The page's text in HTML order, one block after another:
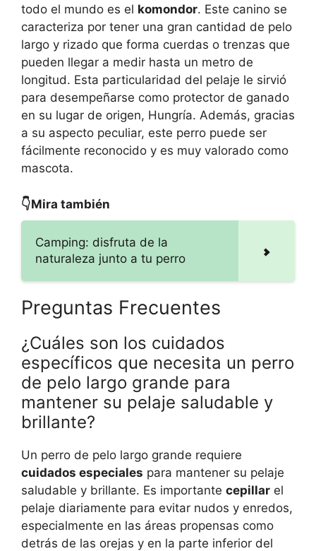
todo el mundo es el komondor. Este canino se
caracteriza por tener una gran cantidad de pelo
largo y rizado que forma cuerdas o trenzas que
pueden llegar a medir hasta un metro de
longitud. Esta particularidad del pelaje le sirvió
para desempeñarse como protector de ganado
en su lugar de origen, Hungría. Además, gracias
a su aspecto peculiar, este perro puede ser
fácilmente reconocido y es muy valorado como
mascota.
👇Mira también
Camping: disfruta de la
naturaleza junto a tu perro
Preguntas Frecuentes
¿Cuáles son los cuidados
específicos que necesita un perro
de pelo largo grande para
mantener su pelaje saludable y
brillante?
Un perro de pelo largo grande requiere
cuidados especiales para mantener su pelaje
saludable y brillante. Es importante cepillar el
pelaje diariamente para evitar nudos y enredos,
especialmente en las áreas propensas como
detrás de las orejas y en la parte inferior del